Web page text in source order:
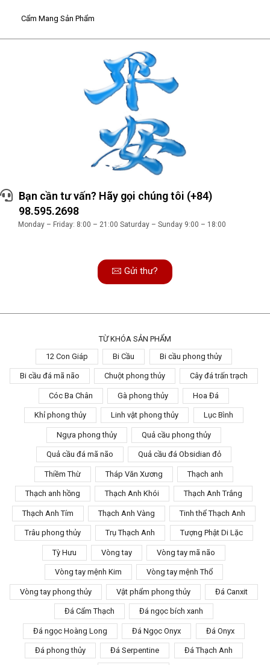
Cẩm Mang Sản Phẩm
Bạn cần tư vấn? Hãy gọi chúng tôi (+84)
98.595.2698
Monday – Friday: 8:00 – 21:00 Saturday – Sunday 9:00 – 18:00
Gửi thư?
TỪ KHÓA SẢN PHẨM
12 Con Giáp
Bi Cầu Bi cầu phong thủy
Bi cầu đá mã não Chuột phong thủy Cây đá trấn trạch
Cóc Ba Chân Gà phong thủy Hoa Đá
Khỉ phong thủy Linh vật phong thủy Lục Bình
Ngựa phong thủy Quả cầu phong thủy
Quả cầu đá mã não Quả cầu đá Obsidian đỏ
Thiềm Thừ Tháp Văn Xương Thạch anh
Thạch anh hồng Thạch Anh Khói Thạch Anh Trắng
Thạch Anh Tím Thạch Anh Vàng Tinh thể Thạch Anh
Trâu phong thủy Trụ Thạch Anh Tượng Phật Di Lặc
Tỳ Hưu Vòng tay Vòng tay mã não
Vòng tay mệnh Kim Vòng tay mệnh Thổ
Vòng tay phong thủy Vật phẩm phong thủy Đá Canxit
Đá Cẩm Thạch Đá ngọc bích xanh
Đá ngọc Hoàng Long Đá Ngọc Onyx Đá Onyx
Đá phong thủy Đá Serpentine Đá Thạch Anh